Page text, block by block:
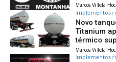
Marcos Villela
Implementos
Novo
Titanium
térmico
Marcos Villela
Implementos